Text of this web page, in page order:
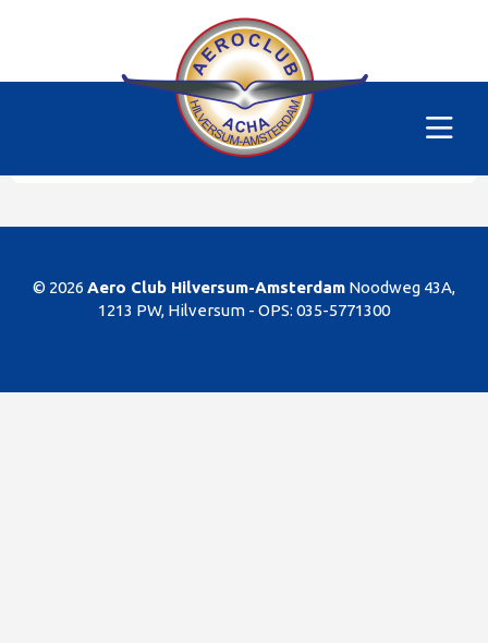
PH-SKC
Dit gedeelte van de website is alleen voor de
leden/begunstigers van onze club. Sorry. U kunt
natuurlijk altijd lid worden!
© 2026 Aero Club Hilversum-Amsterdam Noodweg 43A,
1213 PW, Hilversum - OPS: 035-5771300